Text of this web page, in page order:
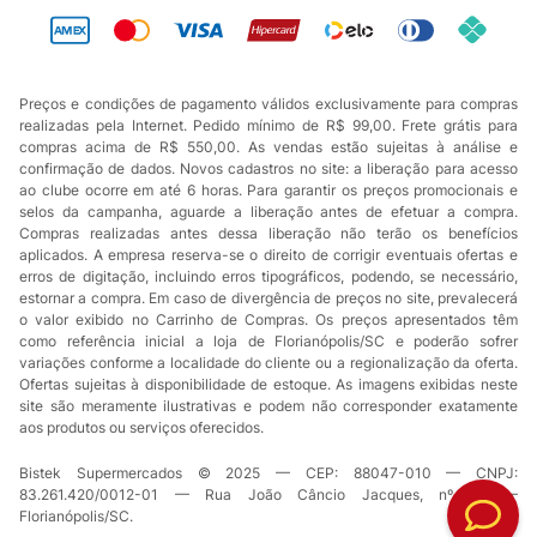
Preços e condições de pagamento válidos exclusivamente para compras
realizadas pela Internet. Pedido mínimo de R$ 99,00. Frete grátis para
compras acima de R$ 550,00. As vendas estão sujeitas à análise e
confirmação de dados. Novos cadastros no site: a liberação para acesso
ao clube ocorre em até 6 horas. Para garantir os preços promocionais e
selos da campanha, aguarde a liberação antes de efetuar a compra.
Compras realizadas antes dessa liberação não terão os benefícios
aplicados. A empresa reserva-se o direito de corrigir eventuais ofertas e
erros de digitação, incluindo erros tipográficos, podendo, se necessário,
estornar a compra. Em caso de divergência de preços no site, prevalecerá
o valor exibido no Carrinho de Compras. Os preços apresentados têm
como referência inicial a loja de Florianópolis/SC e poderão sofrer
variações conforme a localidade do cliente ou a regionalização da oferta.
Ofertas sujeitas à disponibilidade de estoque. As imagens exibidas neste
site são meramente ilustrativas e podem não corresponder exatamente
aos produtos ou serviços oferecidos.
Bistek Supermercados © 2025 — CEP: 88047-010 — CNPJ:
83.261.420/0012-01 — Rua João Câncio Jacques, nº 49 —
Florianópolis/SC.